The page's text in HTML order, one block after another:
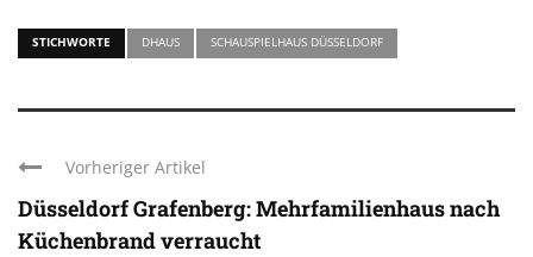
STICHWORTE DHAUS SCHAUSPIELHAUS DÜSSELDORF
Vorheriger Artikel
Düsseldorf Grafenberg: Mehrfamilienhaus nach
Küchenbrand verraucht